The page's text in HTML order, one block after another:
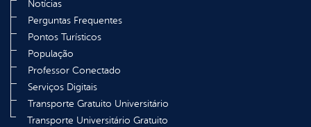
Notícias
Perguntas Frequentes
Pontos Turísticos
População
Professor Conectado
Serviços Digitais
Transporte Gratuito Universitário
Transporte Universitário Gratuito